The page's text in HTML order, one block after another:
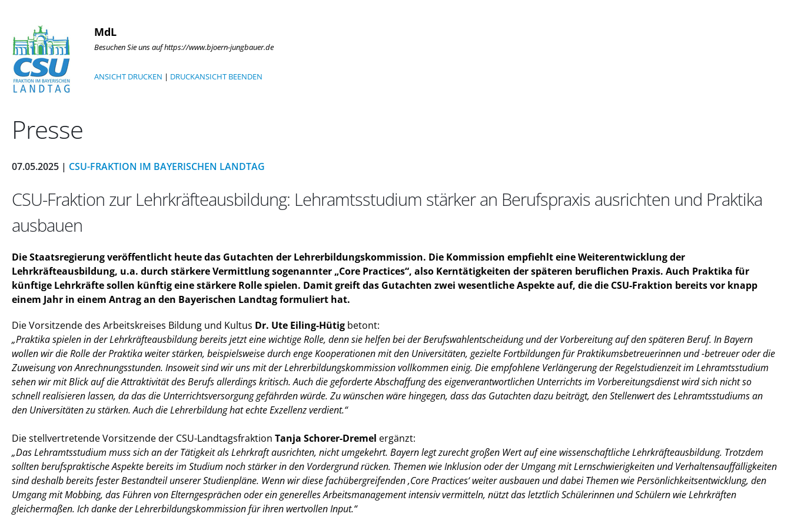
MdL
Besuchen Sie uns auf https://www.bjoern-jungbauer.de
ANSICHT DRUCKEN | DRUCKANSICHT BEENDEN
Presse
07.05.2025 | CSU-FRAKTION IM BAYERISCHEN LANDTAG
CSU-Fraktion zur Lehrkräfteausbildung: Lehramtsstudium stärker an Berufspraxis ausrichten und Praktika
ausbauen
Die Staatsregierung veröffentlicht heute das Gutachten der Lehrerbildungskommission. Die Kommission empfiehlt eine Weiterentwicklung der
Lehrkräfteausbildung, u.a. durch stärkere Vermittlung sogenannter „Core Practices“, also Kerntätigkeiten der späteren beruflichen Praxis. Auch Praktika für
künftige Lehrkräfte sollen künftig eine stärkere Rolle spielen. Damit greift das Gutachten zwei wesentliche Aspekte auf, die die CSU-Fraktion bereits vor knapp
einem Jahr in einem Antrag an den Bayerischen Landtag formuliert hat.
Die Vorsitzende des Arbeitskreises Bildung und Kultus Dr. Ute Eiling-Hütig betont:
Praktika spielen in der Lehrkräfteausbildung bereits jetzt eine wichtige Rolle, denn sie helfen bei der Berufswahlentscheidung und der Vorbereitung auf den späteren Beruf. In Bayern
wollen wir die Rolle der Praktika weiter stärken, beispielsweise durch enge Kooperationen mit den Universitäten, gezielte Fortbildungen für Praktikumsbetreuerinnen und -betreuer oder die
Zuweisung von Anrechnungsstunden. Insoweit sind wir uns mit der Lehrerbildungskommission vollkommen einig. Die empfohlene Verlängerung der Regelstudienzeit im Lehramtsstudium
sehen wir mit Blick auf die Attraktivität des Berufs allerdings kritisch. Auch die geforderte Abschaffung des eigenverantwortlichen Unterrichts im Vorbereitungsdienst wird sich nicht so
schnell realisieren lassen, da das die Unterrichtsversorgung gefährden würde. Zu wünschen wäre hingegen, dass das Gutachten dazu beiträgt, den Stellenwert des Lehramtsstudiums an
den Universitäten zu stärken. Auch die Lehrerbildung hat echte Exzellenz verdient.“
Die stellvertretende Vorsitzende der CSU-Landtagsfraktion Tanja Schorer-Dremel ergänzt:
Das Lehramtsstudium muss sich an der Tätigkeit als Lehrkraft ausrichten, nicht umgekehrt. Bayern legt zurecht großen Wert auf eine wissenschaftliche Lehrkräfteausbildung. Trotzdem
sollten berufspraktische Aspekte bereits im Studium noch stärker in den Vordergrund rücken. Themen wie Inklusion oder der Umgang mit Lernschwierigkeiten und Verhaltensauffälligkeiten
sind deshalb bereits fester Bestandteil unserer Studienpläne. Wenn wir diese fachübergreifenden ‚Core Practices‘ weiter ausbauen und dabei Themen wie Persönlichkeitsentwicklung, den
Umgang mit Mobbing, das Führen von Elterngesprächen oder ein generelles Arbeitsmanagement intensiv vermitteln, nützt das letztlich Schülerinnen und Schülern wie Lehrkräften
gleichermaßen. Ich danke der Lehrerbildungskommission für ihren wertvollen Input.“